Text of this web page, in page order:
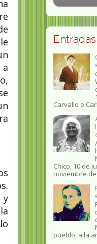
y
Carvallo o
Chico, 10 de
noviembre
pueblo, a la